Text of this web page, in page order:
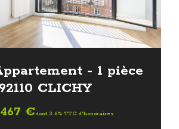
- 1 pièce
92110 CLICHY
€dont 3.6% TTC d'honoraires